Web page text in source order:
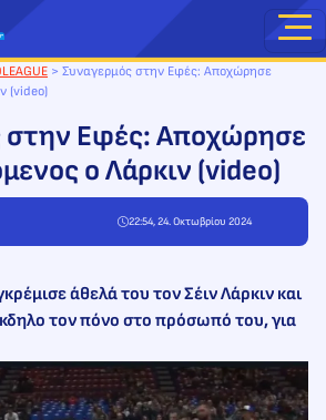
> Συναγερμός στην Εφές: Αποχώρησε
(video)
στην Εφές: Αποχώρησε
ο Λάρκιν (video)
22:54, 24. Οκτωβρίου 2024
άθελά του τον Σέιν Λάρκιν και
τον πόνο στο πρόσωπό του, για